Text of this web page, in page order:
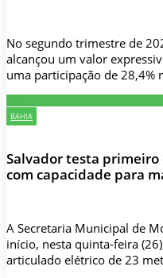
No segundo trimestre de
alcançou um valor
uma participação de 28,4%
BAHIA
Salvador testa
com capacidade para
A Secretaria Municipal de
início, nesta quinta-feira
articulado elétrico de 23